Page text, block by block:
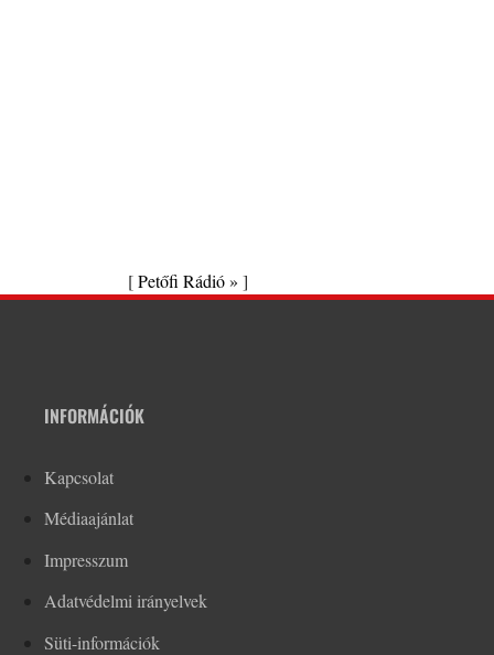
[Petőfi Rádió » ]
INFORMÁCIÓK
Kapcsolat
Médiaajánlat
Impresszum
Adatvédelmi irányelvek
Süti-információk